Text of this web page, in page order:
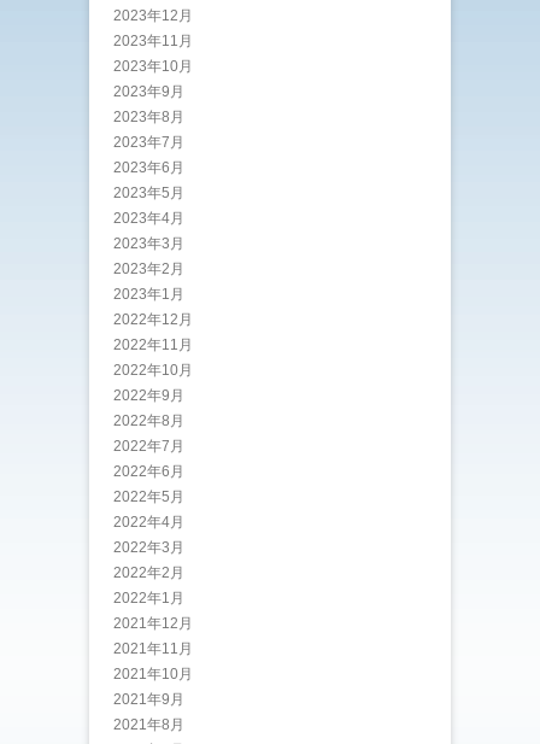
2023年12月
2023年11月
2023年10月
2023年9月
2023年8月
2023年7月
2023年6月
2023年5月
2023年4月
2023年3月
2023年2月
2023年1月
2022年12月
2022年11月
2022年10月
2022年9月
2022年8月
2022年7月
2022年6月
2022年5月
2022年4月
2022年3月
2022年2月
2022年1月
2021年12月
2021年11月
2021年10月
2021年9月
2021年8月